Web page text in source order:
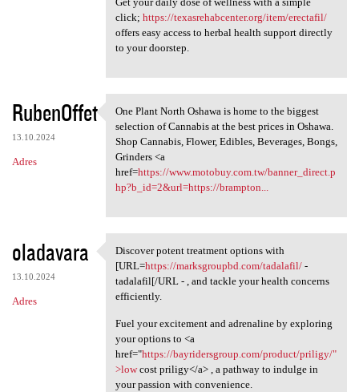
click; https://texasrehabcenter.org/item/erectafil/
offers easy access to herbal health support directly
to your doorstep.
RubenOffet
13.10.2024
Adres
One Plant North Oshawa is
One Plant North Oshawa is home to the biggest
selection of Cannabis at the best prices in Oshawa.
Shop Cannabis, Flower, Edibles, Beverages, Bongs,
Grinders <a
href=https://www.motobuy.com.tw/banner_direct.p
hp?b_id=2&url=https://brampton...
oladavara
13.10.2024
Adres
Discover potent treatment
Discover potent treatment options with
[URL=https://marksgroupbd.com/tadalafil/-
tadalafil[/URL - , and tackle your health concerns
efficiently.
Fuel your excitement and adrenaline by exploring
your options to <a
href="https://bayridersgroup.com/product/priligy/"
>lowcost priligy</a> , a pathway to indulge in
your passion with convenience.